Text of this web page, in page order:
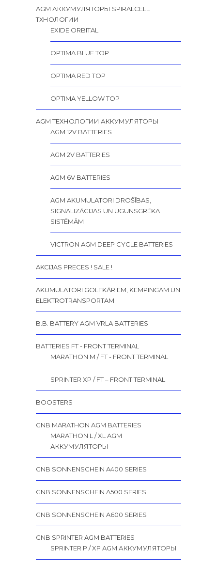
AGM АККУМУЛЯТОРЫ SPIRALCELL
TХНОЛОГИИ
EXIDE ORBITAL
OPTIMA BLUE TOP
OPTIMA RED TOP
OPTIMA YELLOW TOP
AGM ТЕХНОЛОГИИ АККУМУЛЯТОРЫ
AGM 12V BATTERIES
AGM 2V BATTERIES
AGM 6V BATTERIES
AGM AKUMULATORI DROŠĪBAS,
SIGNALIZĀCIJAS UN UGUNSGRĒKA
SISTĒMĀM
VICTRON AGM DEEP CYCLE BATTERIES
AKCIJAS PRECES ! SALE !
AKUMULATORI GOLFKĀRIEM, KEMPINGAM UN
ELEKTROTRANSPORTAM
B.B. BATTERY AGM VRLA BATTERIES
BATTERIES FT - FRONT TERMINAL
MARATHON M / FT - FRONT TERMINAL
SPRINTER XP / FT – FRONT TERMINAL
BOOSTERS
GNB MARATHON AGM BATTERIES
MARATHON L / XL AGM
АККУМУЛЯТОРЫ
GNB SONNENSCHEIN A400 SERIES
GNB SONNENSCHEIN A500 SERIES
GNB SONNENSCHEIN A600 SERIES
GNB SPRINTER AGM BATTERIES
SPRINTER P / XP AGM АККУМУЛЯТОРЫ